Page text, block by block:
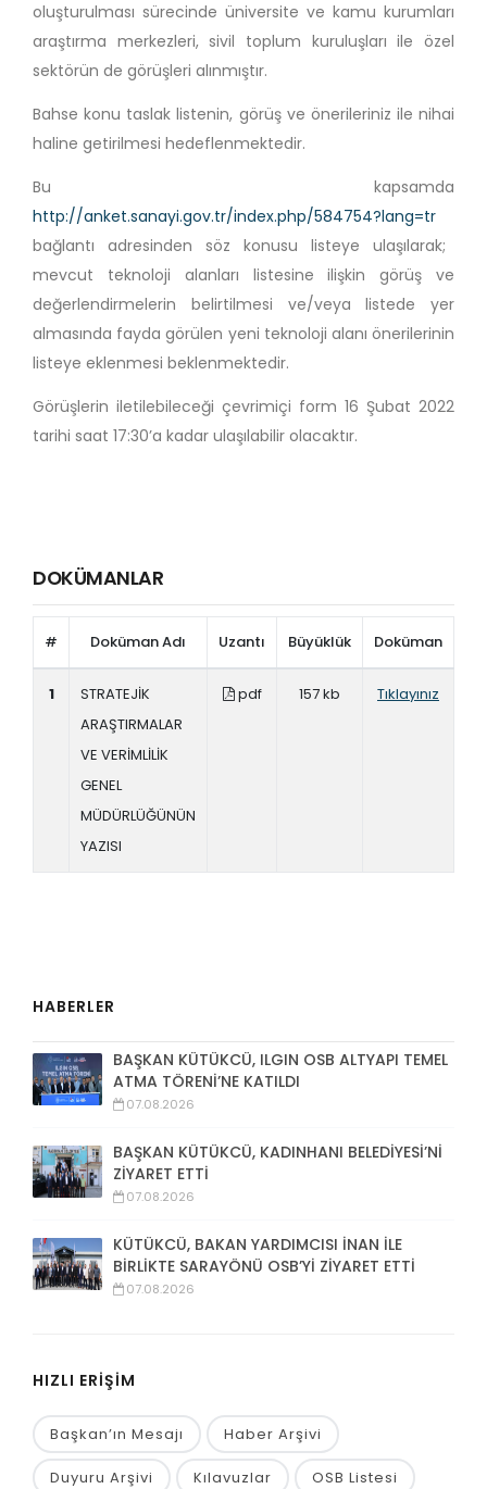
oluşturulması sürecinde üniversite ve kamu kurumları
araştırma merkezleri, sivil toplum kuruluşları ile özel
sektörün de görüşleri alınmıştır.
Bahse konu taslak listenin, görüş ve önerileriniz ile nihai
haline getirilmesi hedeflenmektedir.
Bu kapsamda
http://anket.sanayi.gov.tr/index.php/584754?lang=tr
bağlantı adresinden söz konusu listeye ulaşılarak;
mevcut teknoloji alanları listesine ilişkin görüş ve
değerlendirmelerin belirtilmesi ve/veya listede yer
almasında fayda görülen yeni teknoloji alanı önerilerinin
listeye eklenmesi beklenmektedir.
Görüşlerin iletilebileceği çevrimiçi form 16 Şubat 2022
tarihi saat 17:30’a kadar ulaşılabilir olacaktır.
DOKÜMANLAR
# Doküman Adı Uzantı Büyüklük Doküman
1
STRATEJİK
ARAŞTIRMALAR
VE VERİMLİLİK
GENEL
MÜDÜRLÜĞÜNÜN
YAZISI
pdf 157 kb Tıklayınız
HABERLER
BAŞKAN KÜTÜKCÜ, ILGIN OSB ALTYAPI TEMEL
ATMA TÖRENİ’NE KATILDI
07.08.2026
BAŞKAN KÜTÜKCÜ, KADINHANI BELEDİYESİ’Nİ
ZİYARET ETTİ
07.08.2026
KÜTÜKCÜ, BAKAN YARDIMCISI İNAN İLE
BİRLİKTE SARAYÖNÜ OSB’Yİ ZİYARET ETTİ
07.08.2026
HIZLI ERİŞİM
Başkan’ın Mesajı Haber Arşivi
Duyuru Arşivi Kılavuzlar OSB Listesi